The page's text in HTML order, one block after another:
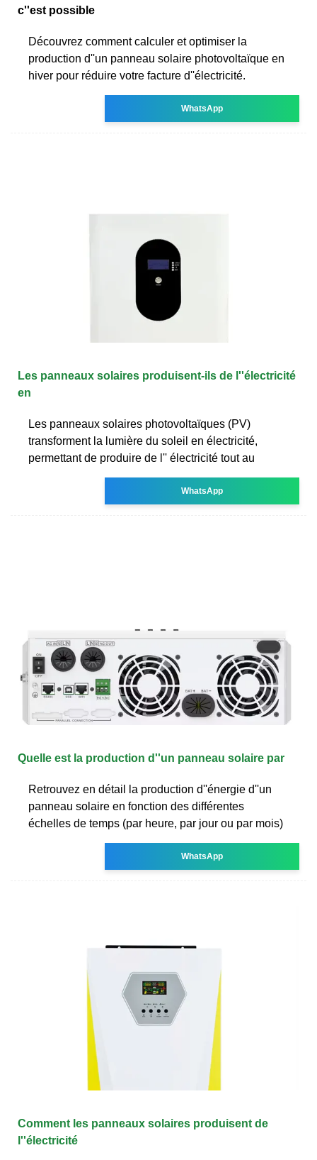
c''est possible
Découvrez comment calculer et optimiser la
production d''un panneau solaire photovoltaïque en
hiver pour réduire votre facture d''électricité.
WhatsApp
Les panneaux solaires produisent-ils de l''électricité
en
Les panneaux solaires photovoltaïques (PV)
transforment la lumière du soleil en électricité,
permettant de produire de l'' électricité tout au
WhatsApp
Quelle est la production d''un panneau solaire par
Retrouvez en détail la production d''énergie d''un
panneau solaire en fonction des différentes
échelles de temps (par heure, par jour ou par mois)
WhatsApp
Comment les panneaux solaires produisent de
l''électricité